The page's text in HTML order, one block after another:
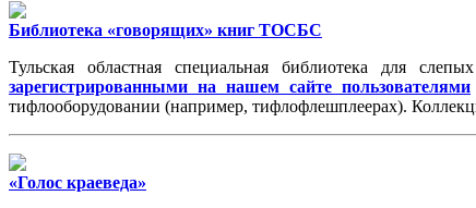
Библиотека «говорящих» книг ТОСБС
Тульская областная специальная библиотека для
зарегистрированными на нашем сайте пользователями
тифлооборудовании (например, тифлофлешплеерах).
«Голос краеведа»